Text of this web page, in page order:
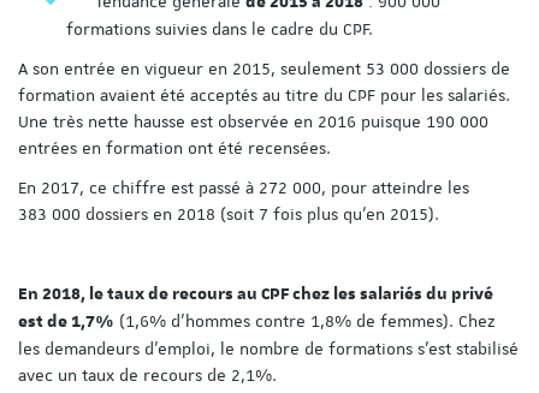
formations suivies dans le cadre du CPF.
A son entrée en vigueur en 2015, seulement 53 000 dossiers de
formation avaient été acceptés au titre du CPF pour les salariés.
Une très nette hausse est observée en 2016 puisque 190 000
entrées en formation ont été recensées.
En 2017, ce chiffre est passé à 272 000, pour atteindre les
383 000 dossiers en 2018 (soit 7 fois plus qu’en 2015).
En 2018, le taux de recours au CPF chez les salariés du privé
est de 1,7% (1,6% d’hommes contre 1,8% de femmes). Chez
les demandeurs d’emploi, le nombre de formations s’est stabilisé
avec un taux de recours de 2,1%.